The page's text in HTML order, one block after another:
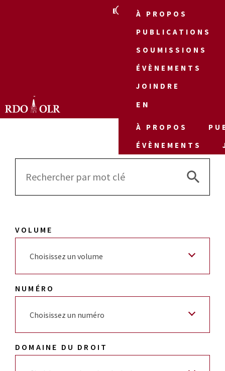
EN
À PROPOS
PUBLICATIONS
SOUMISSIONS
ÉVÈNEMENTS
JOINDRE
EN
À PROPOS
ÉVÈNEMENTS
Search
Search
VOLUME
Choisissez un volume
NUMÉRO
Choisissez un numéro
DOMAINE DU DROIT